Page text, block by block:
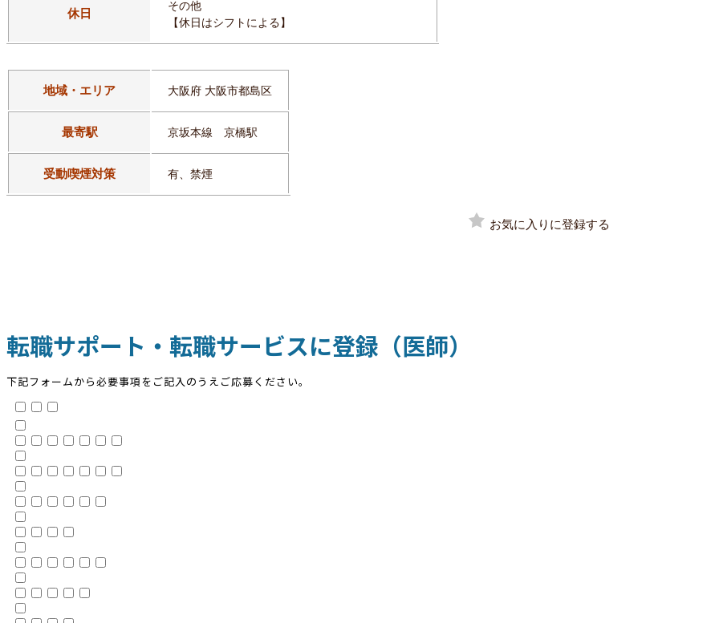
休日
その他
【休日はシフトによる】
地域・エリア 大阪府 大阪市都島区
最寄駅 京坂本線 京橋駅
受動喫煙対策 有、禁煙
お気に入りに登録する
転職サポート・転職サービスに登録（医師）
下記フォームから必要事項をご記入のうえご応募ください。